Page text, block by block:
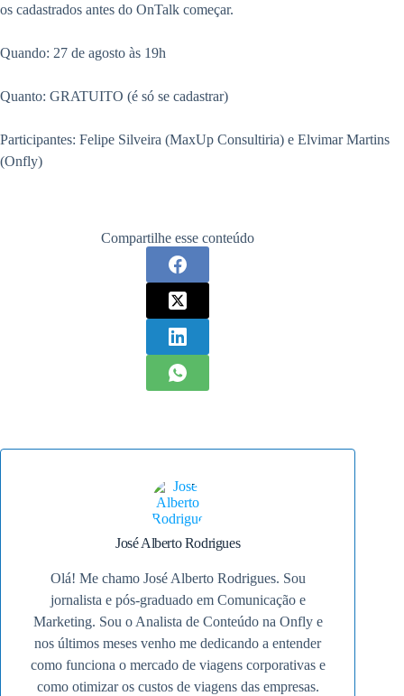
os cadastrados antes do OnTalk começar.
Quando: 27 de agosto às 19h
Quanto: GRATUITO (é só se cadastrar)
Participantes: Felipe Silveira (MaxUp Consultiria) e Elvimar Martins
(Onfly)
Compartilhe esse conteúdo
José Alberto Rodrigues
Olá! Me chamo José Alberto Rodrigues. Sou
jornalista e pós-graduado em Comunicação e
Marketing. Sou o Analista de Conteúdo na Onfly e
nos últimos meses venho me dedicando a entender
como funciona o mercado de viagens corporativas e
como otimizar os custos de viagens das empresas.